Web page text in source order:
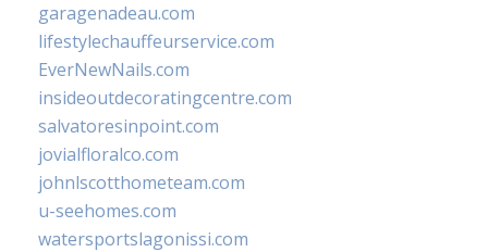
garagenadeau.com
lifestylechauffeurservice.com
EverNewNails.com
insideoutdecoratingcentre.com
salvatoresinpoint.com
jovialfloralco.com
johnlscotthometeam.com
u-seehomes.com
watersportslagonissi.com